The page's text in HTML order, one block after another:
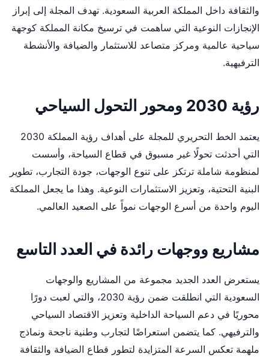
والثقافة داخل المملكة العربية السعودية. تهدف المجلة إلى إبراز
الإنجازات النوعية التي ساهمت في ترسيخ مكانة المملكة كوجهة
سياحية عالمية ومركز متصاعد للاستثمار والضيافة والأنشطة
الترفيهية.
رؤية 2030 ومحور التحول السياحي
يعتمد الخط التحريري للمجلة على أهداف رؤية المملكة 2030
التي أحدثت تحولًا غير مسبوق في قطاع السياحة، وأسست
لمنظومة شاملة ترتكز على تنوع الوجهات، جودة التجارب، تطوير
البنية التحتية، وتعزيز الاستثمارات النوعية. وهذا ما يجعل المملكة
اليوم واحدة من أسرع الوجهات نمواً على الصعيد العالمي.
مشاريع ووجهات رائدة في العدد التاسع
يستعرض العدد الجديد مجموعة من المشاريع والوجهات
السعودية التي انطلقت ضمن رؤية 2030، والتي لعبت دورًا
محوريًا في دعم السياحة الداخلية وتعزيز الاقتصاد السياحي
والترفيهي. كما يتضمن استعراضًا لتجارب وطنية ناجحة ونماذج
ملهمة تعكس السرعة المتزايدة لتطور قطاع الضيافة والثقافة